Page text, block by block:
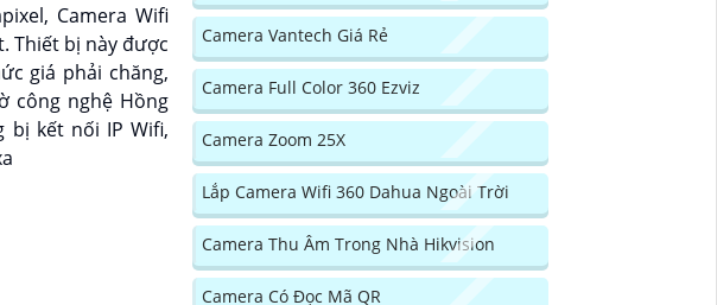
Camera Wifi
Thiết bị này được
giá phải chăng,
công nghệ Hồng
bị kết nối IP Wifi,
Camera Vantech Giá Rẻ
Camera Full Color 360 Ezviz
Camera Zoom 25X
Lắp Camera Wifi 360 Dahua Ngoài Trời
Camera Thu Âm Trong Nhà Hikvision
Camera Có Đọc Mã QR